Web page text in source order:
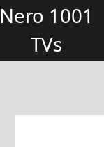
Nero 1001
TVs